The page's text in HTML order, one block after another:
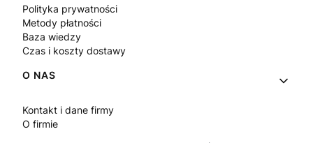
Polityka prywatności
Metody płatności
Baza wiedzy
Czas i koszty dostawy
O NAS
Kontakt i dane firmy
O firmie